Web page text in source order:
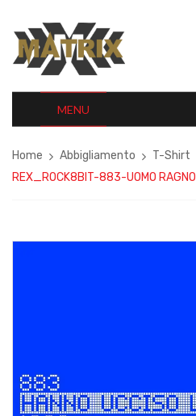
MENU
Home Abbigliamento T-Shirt
REX_ROCK8BIT-883-UOMO RAGNO